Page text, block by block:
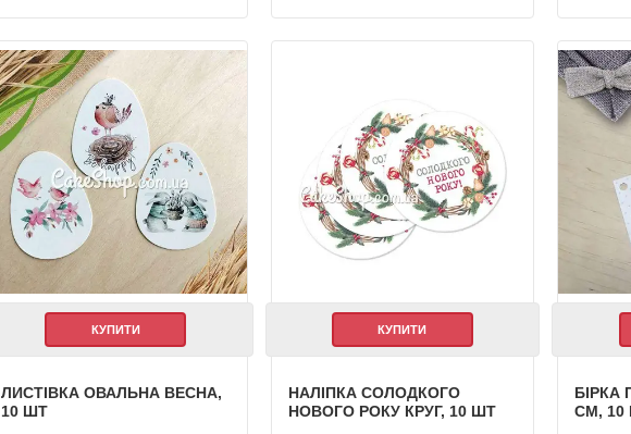
КУПИТИ
ЛИСТІВКА ОВАЛЬНА ВЕСНА,
10 ШТ
КУПИТИ
НАЛІПКА СОЛОДКОГО
НОВОГО РОКУ КРУГ, 10 ШТ
БІРКА
СМ, 10